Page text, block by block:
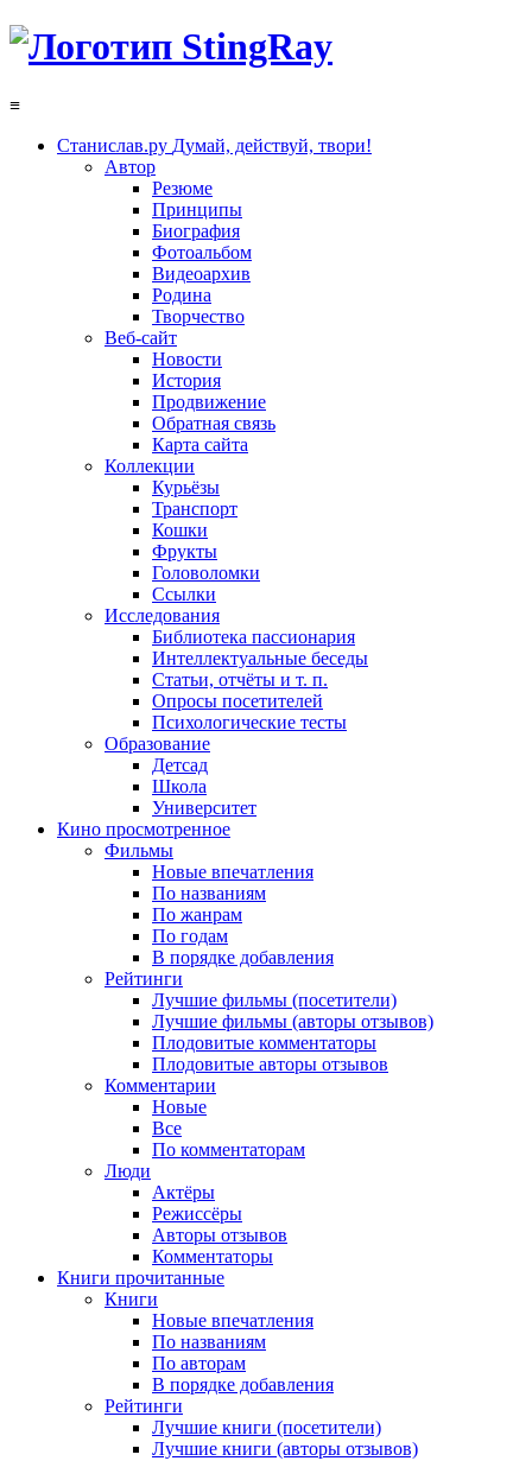
≡
Станислав.ру Думай, действуй, твори!
Автор
Резюме
Принципы
Биография
Фотоальбом
Видеоархив
Родина
Творчество
Веб-сайт
Новости
История
Продвижение
Обратная связь
Карта сайта
Коллекции
Курьёзы
Транспорт
Кошки
Фрукты
Головоломки
Ссылки
Исследования
Библиотека пассионария
Интеллектуальные беседы
Статьи, отчёты и т. п.
Опросы посетителей
Психологические тесты
Образование
Детсад
Школа
Университет
Кино просмотренное
Фильмы
Новые впечатления
По названиям
По жанрам
По годам
В порядке добавления
Рейтинги
Лучшие фильмы (посетители)
Лучшие фильмы (авторы отзывов)
Плодовитые комментаторы
Плодовитые авторы отзывов
Комментарии
Новые
Все
По комментаторам
Люди
Актёры
Режиссёры
Авторы отзывов
Комментаторы
Книги прочитанные
Книги
Новые впечатления
По названиям
По авторам
В порядке добавления
Рейтинги
Лучшие книги (посетители)
Лучшие книги (авторы отзывов)